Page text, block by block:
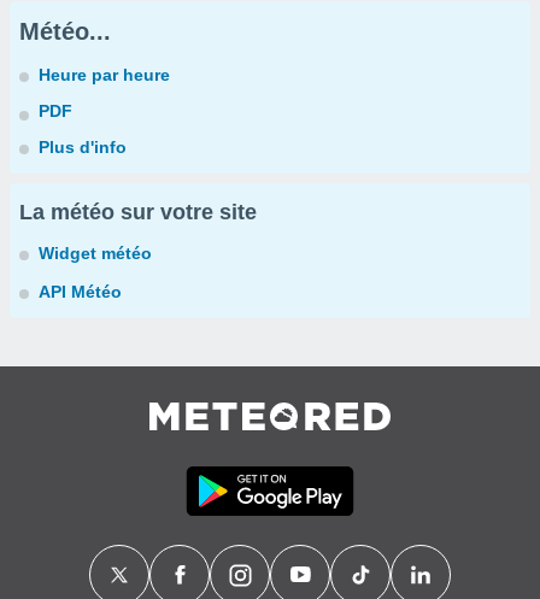
Météo...
Heure par heure
PDF
Plus d'info
La météo sur votre site
Widget météo
API Météo